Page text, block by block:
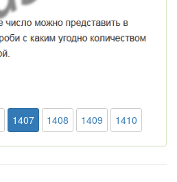
1407 1408 1409 1410